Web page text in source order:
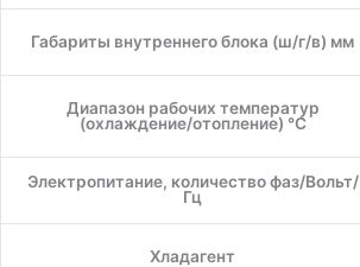
Габариты внутреннего блока (ш/г/в) мм
Диапазон рабочих температур
(охлаждение/отопление) °C
Электропитание, количество фаз/Вольт/
Гц
Хладагент